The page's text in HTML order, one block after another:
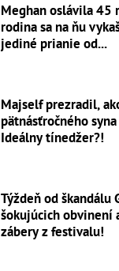
Meghan oslávila 45
rodina sa na ňu
jediné prianie od...
Majself prezradil,
pätnásťročného
Ideálny tínedžer?!
Týždeň od škandálu
šokujúcich obvinení
zábery z festivalu!